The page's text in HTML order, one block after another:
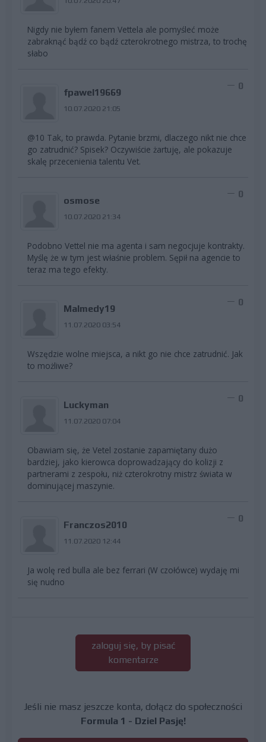
Nigdy nie byłem fanem Vettela ale pomyśleć może
zabraknąć bądź co bądź czterokrotnego mistrza, to trochę
słabo
fpawel19669
10.07.2020 21:05
0
@10 Tak, to prawda. Pytanie brzmi, dlaczego nikt nie chce
go zatrudnić? Spisek? Oczywiście żartuję, ale pokazuje
skalę przecenienia talentu Vet.
osmose
10.07.2020 21:34
0
Podobno Vettel nie ma agenta i sam negocjuje kontrakty.
Myślę że w tym jest właśnie problem. Sępił na agencie to
teraz ma tego efekty.
Malmedy19
11.07.2020 03:54
0
Wszędzie wolne miejsca, a nikt go nie chce zatrudnić. Jak
to możliwe?
Luckyman
11.07.2020 07:04
0
Obawiam się, że Vetel zostanie zapamiętany dużo
bardziej, jako kierowca doprowadzający do kolizji z
partnerami z zespołu, niż czterokrotny mistrz świata w
dominującej maszynie.
Franczos2010
11.07.2020 12:44
0
Ja wolę red bulla ale bez ferrari (W czołówce) wydaję mi
się nudno
zaloguj się, by pisać
komentarze
Jeśli nie masz jeszcze konta, dołącz do społeczności
Formula 1 - Dziel Pasję!